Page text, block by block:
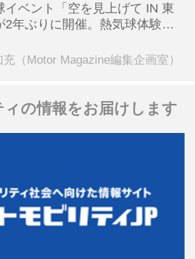
イベント「空を見上げて IN 東
2年ぶりに開催。熱気球体験搭
ツも
（Motor Magazine編集企画室）
の情報をお届けします